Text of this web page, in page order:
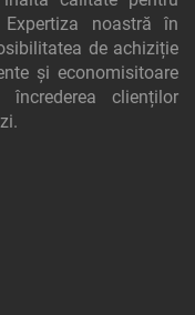
noastră în
de achiziție
și economisitoare
clienților